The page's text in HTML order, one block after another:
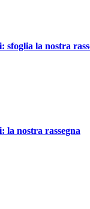
sfoglia la nostra
la nostra rassegna